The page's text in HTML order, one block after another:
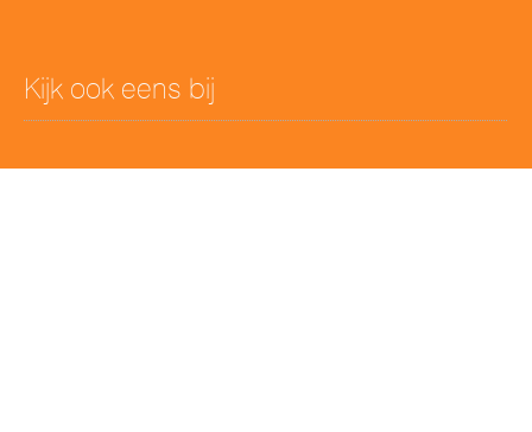
Kijk ook eens bij